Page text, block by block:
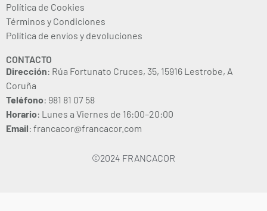
Política de Cookies
Términos y Condiciones
Política de envíos y devoluciones
CONTACTO
Dirección: Rúa Fortunato Cruces, 35, 15916 Lestrobe, A
Coruña
Teléfono: 981 81 07 58
Horario: Lunes a Viernes de 16:00–20:00
Email: francacor@francacor.com
©2024 FRANCACOR